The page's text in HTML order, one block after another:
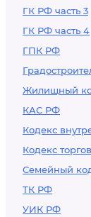
ГК РФ часть 3
ГК РФ часть 4
ГПК РФ
Жилищный
КАС РФ
Кодекс
Кодекс
Семейный
ТК РФ
УИК РФ
созданием